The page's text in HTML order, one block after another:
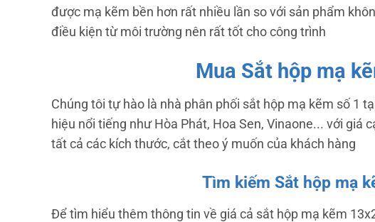
được mạ kẽm bền hơn rất nhiều lần so với sản phẩm
điều kiện từ môi trường nên rất tốt cho công trình
Mua Sắt hộp mạ
Chúng tôi tự hào là nhà phân phối sắt hộp mạ kẽm số 1
hiệu nổi tiếng như Hòa Phát, Hoa Sen, Vinaone... với
tất cả các kích thước, cắt theo ý muốn của khách hàng
Tìm kiếm Sắt hộp mạ
Để tìm hiểu thêm thông tin về giá cả sắt hộp mạ kẽm